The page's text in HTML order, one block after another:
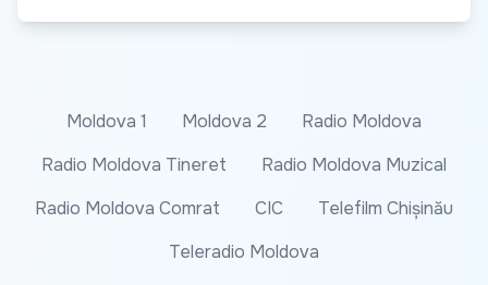
Moldova 1 Moldova 2
Radio Moldova
Radio Moldova Tineret
Radio Moldova Muzical
Radio Moldova Comrat
CIC
Telefilm Chișinău
Teleradio Moldova